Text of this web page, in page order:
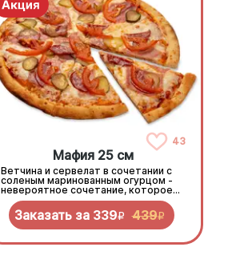
43
Мафия 25 см
Ветчина и сервелат в сочетании с
соленым маринованным огурцом -
невероятное сочетание, которое
нужно попробовать!
Заказать за 339R 439R